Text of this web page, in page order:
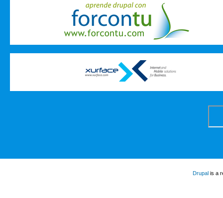
Drupal is a